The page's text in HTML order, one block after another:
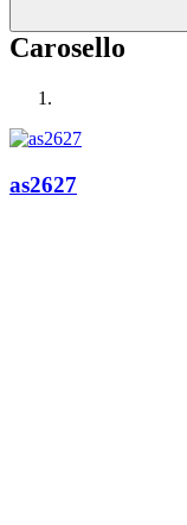
Carosello
as2627